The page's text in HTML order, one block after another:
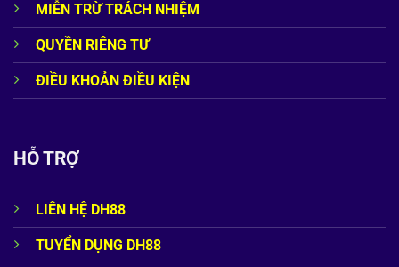
MIỄN TRỪ TRÁCH NHIỆM
QUYỀN RIÊNG TƯ
ĐIỀU KHOẢN ĐIỀU KIỆN
HỖ TRỢ
LIÊN HỆ DH88
TUYỂN DỤNG DH88